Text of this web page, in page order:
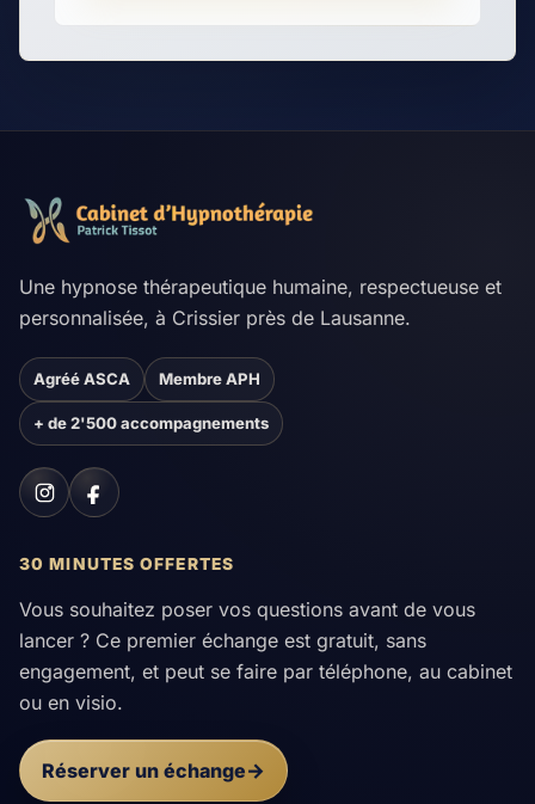
Une hypnose thérapeutique humaine, respectueuse et
personnalisée, à Crissier près de Lausanne.
Agréé ASCA Membre APH
+ de 2'500 accompagnements
30 MINUTES OFFERTES
Vous souhaitez poser vos questions avant de vous
lancer ? Ce premier échange est gratuit, sans
engagement, et peut se faire par téléphone, au cabinet
ou en visio.
Réserver un échange